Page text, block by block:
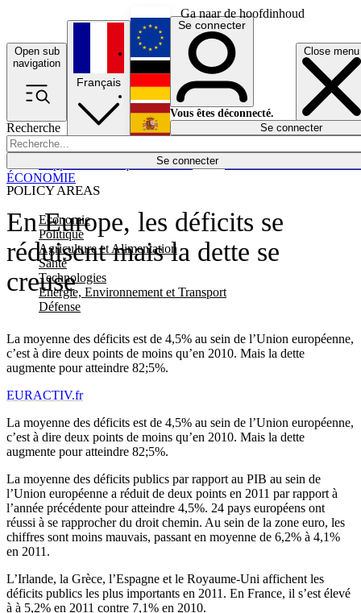
Ga naar de hoofdinhoud
Open sub
navigation
Close menu
Recherche
Se connecter
POLICY AREAS
Economie
Politique
Agriculture et Alimentation
Santé
Technologies
Energie, Environnement et Transport
Défense
Économie
Français
English
Deutsch
Español
Se connecter
Vous êtes déconnecté.
Se connecter
En Europe, les déficits se
réduisent mais la dette se
creuse
La moyenne des déficits est de 4,5% au sein de l’Union européenne,
c’est à dire deux points de moins qu’en 2010. Mais la dette
augmente pour atteindre 82;5%.
ÉCONOMIE
EURACTIV.fr
La moyenne des déficits est de 4,5% au sein de l’Union européenne,
c’est à dire deux points de moins qu’en 2010. Mais la dette
augmente pour atteindre 82;5%.
La moyenne des déficits publics par rapport au PIB au sein de
l’Union européenne a réduit de deux points en 2011 par rapport à
l’année précédente pour atteindre 4,5%. 24 pays européens ont
réussi à se rapprocher du droit chemin. Au sein de la zone euro, les
chiffres sont moins mauvais, passant en moyenne de 6,2% à 4,1%
en 2011.
L’Irlande, la Grèce, l’Espagne et le Royaume-Uni affichent les
déficits publics les plus importants en 2011. En France, il s’est élevé
à à 5,2% en 2011 contre 7,1% en 2010.